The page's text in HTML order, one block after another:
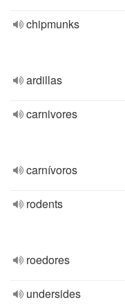
chipmunks
ardillas
carnivores
carnívoros
rodents
roedores
undersides